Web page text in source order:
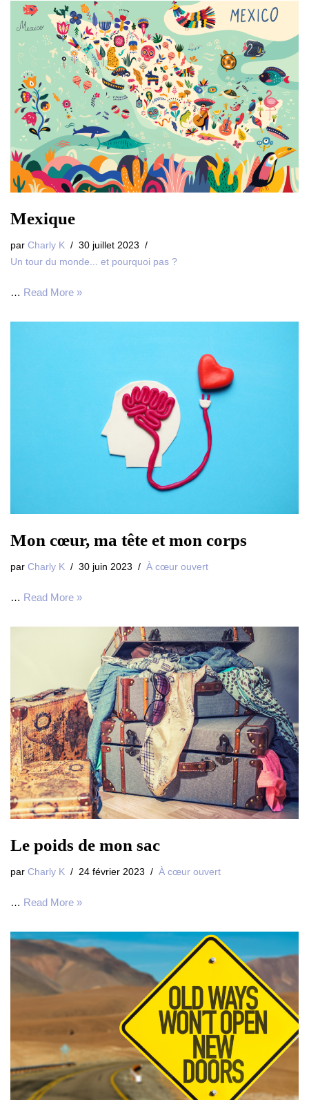
Mexique
par Charly K
30 juillet 2023
Un tour du monde... et pourquoi pas ?
… Read More »
Mon cœur, ma tête et mon corps
par Charly K 30 juin 2023 À cœur ouvert
… Read More »
Le poids de mon sac
par Charly K 24 février 2023 À cœur ouvert
… Read More »